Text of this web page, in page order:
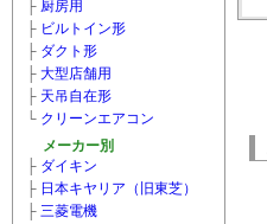
├ 厨房用
├ ビルトイン形
├ ダクト形
├ 大型店舗用
├ 天吊自在形
└ クリーンエアコン
メーカー別
├ ダイキン
├ 日本キヤリア（旧東芝）
├ 三菱電機